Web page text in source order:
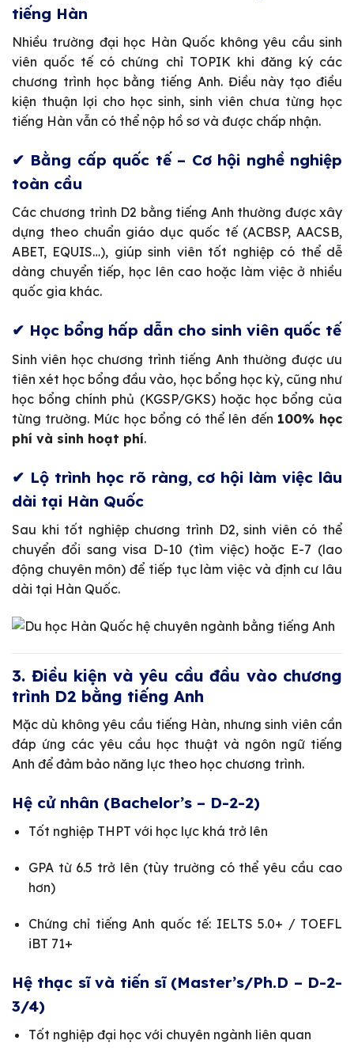
tiếng Hàn
Nhiều trường đại học Hàn Quốc không yêu cầu sinh
viên quốc tế có chứng chỉ TOPIK khi đăng ký các
chương trình học bằng tiếng Anh. Điều này tạo điều
kiện thuận lợi cho học sinh, sinh viên chưa từng học
tiếng Hàn vẫn có thể nộp hồ sơ và được chấp nhận.
✔ Bằng cấp quốc tế – Cơ hội nghề nghiệp
toàn cầu
Các chương trình D2 bằng tiếng Anh thường được xây
dựng theo chuẩn giáo dục quốc tế (ACBSP, AACSB,
ABET, EQUIS…), giúp sinh viên tốt nghiệp có thể dễ
dàng chuyển tiếp, học lên cao hoặc làm việc ở nhiều
quốc gia khác.
✔ Học bổng hấp dẫn cho sinh viên quốc tế
Sinh viên học chương trình tiếng Anh thường được ưu
tiên xét học bổng đầu vào, học bổng học kỳ, cũng như
học bổng chính phủ (KGSP/GKS) hoặc học bổng của
từng trường. Mức học bổng có thể lên đến 100% học
phí và sinh hoạt phí.
✔ Lộ trình học rõ ràng, cơ hội làm việc lâu
dài tại Hàn Quốc
Sau khi tốt nghiệp chương trình D2, sinh viên có thể
chuyển đổi sang visa D-10 (tìm việc) hoặc E-7 (lao
động chuyên môn) để tiếp tục làm việc và định cư lâu
dài tại Hàn Quốc.
3. Điều kiện và yêu cầu đầu vào chương
trình D2 bằng tiếng Anh
Mặc dù không yêu cầu tiếng Hàn, nhưng sinh viên cần
đáp ứng các yêu cầu học thuật và ngôn ngữ tiếng
Anh để đảm bảo năng lực theo học chương trình.
Hệ cử nhân (Bachelor’s – D-2-2)
Tốt nghiệp THPT với học lực khá trở lên
GPA từ 6.5 trở lên (tùy trường có thể yêu cầu cao
hơn)
Chứng chỉ tiếng Anh quốc tế: IELTS 5.0+ / TOEFL
iBT 71+
Hệ thạc sĩ và tiến sĩ (Master’s/Ph.D – D-2-
3/4)
Tốt nghiệp đại học với chuyên ngành liên quan